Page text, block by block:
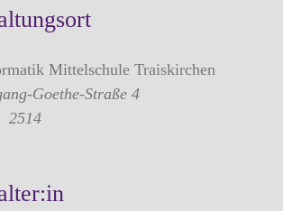
Mittelschule Traiskirchen
Goethe-Straße 4
2514